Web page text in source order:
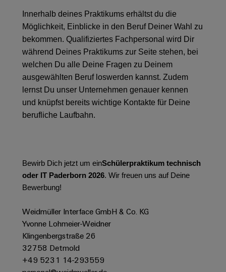
Fabrikautomation
Öl
&
Gas
Sicherer
Betrieb
mit
vernetzten
Lösungen
Photovoltaik
Mehr
Ressourceneffizienz
durch
Schaltschrankbau
Lösungen
für
die
Herausforderungen
im
Industrial
Analytics
Industrial
Automation
Industrial
IoT
Industrial
Service
Platform
easyConnect
EZA-
Regler
Gerätehersteller
Steuerungen
I/O-
Systeme
Industrial
Ethernet
Touch-
und
Visualisierungstools
Energiemessung
und
Smart
Metering
Weidmüller
Industrial
Trainings
und
Webinare
PSIRT
Digitale
Bestellmöglichkeiten
Schnittstelle
EDI-
Schnittstelle
ALLE
SERVICES
IIoT
and
Automation
Solution
Partner
finden
Solution
Partner
Messen
&
Globale
Messen
&
Events
Stellenbörse
Chancen in der
Innerhalb deines Praktikums erhältst du die
Möglichkeit, Einblicke in den Beruf Deiner Wahl zu
bekommen. Qualifiziertes Fachpersonal wird Dir
während Deines Praktikums zur Seite stehen, bei
welchen Du alle Deine Fragen zu Deinem
ausgewählten Beruf loswerden kannst. Zudem
lernst Du unser Unternehmen genauer kennen
und knüpfst bereits wichtige Kontakte für Deine
berufliche Laufbahn.
Bewirb Dich jetzt um einSchülerpraktikum technisch
oder IT Paderborn 2026. Wir freuen uns auf Deine
Bewerbung!
Weidmüller Interface GmbH & Co. KG
Yvonne Lohmeier-Weidner
Klingenbergstraße 26
32758 Detmold
+49 5231 14-293559